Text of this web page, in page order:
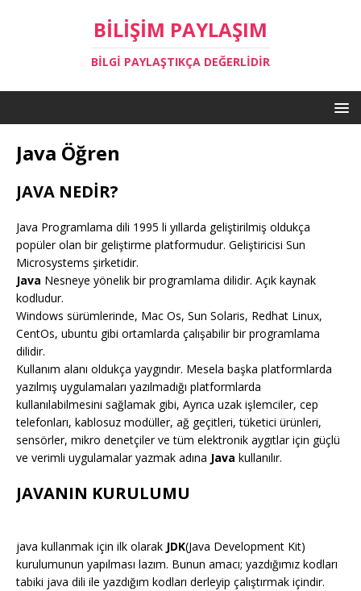
BILIŞIM PAYLAŞIM
BILGI PAYLAŞTIKÇA DEĞERLIDIR
Java Öğren
JAVA NEDİR?
Java Programlama dili 1995 li yıllarda geliştirilmiş oldukça
popüler olan bir geliştirme platformudur. Geliştiricisi Sun
Microsystems şirketidir.
Java Nesneye yönelik bir programlama dilidir. Açık kaynak
kodludur.
Windows sürümlerinde, Mac Os, Sun Solaris, Redhat Linux,
CentOs, ubuntu gibi ortamlarda çalışabilir bir programlama
dilidir.
Kullanım alanı oldukça yaygındır. Mesela başka platformlarda
yazılmış uygulamaları yazılmadığı platformlarda
kullanılabilmesini sağlamak gibi, Ayrıca uzak işlemciler, cep
telefonları, kablosuz modüller, ağ geçitleri, tüketici ürünleri,
sensörler, mikro denetçiler ve tüm elektronik aygıtlar için güçlü
ve verimli uygulamalar yazmak adına Java kullanılır.
JAVANIN KURULUMU
java kullanmak için ilk olarak JDK(Java Development Kit)
kurulumunun yapılması lazım. Bunun amacı; yazdığımız kodları
tabiki java dili ile yazdığım kodları derleyip çalıştırmak içindir.